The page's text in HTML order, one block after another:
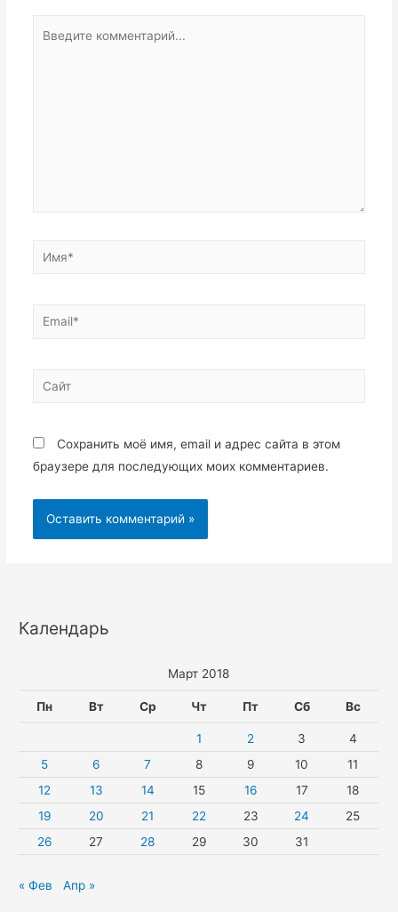
Имя*
Email*
Сайт
Сохранить моё имя, email и адрес сайта в этом
браузере для последующих моих комментариев.
Календарь
Март 2018
Пн Вт Ср Чт Пт Сб Вс
1 2 3
4
5
6 7 8 9 10
11
12
13 14 15 16 17
18
19
20 21 22 23 24
25
26
27 28 29 30 31
« Фев Апр »